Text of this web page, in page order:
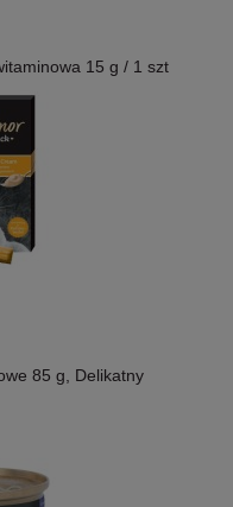
15 g / 1 szt
85 g, Delikatny